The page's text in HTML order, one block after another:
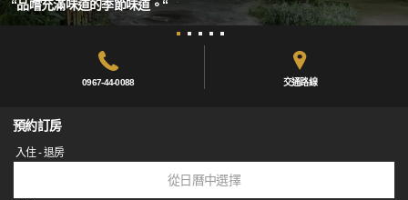
“品嚐充滿味道的季節味道。“
0967-44-0088 交通路線
預約訂房
入住 - 退房
從日曆中選擇